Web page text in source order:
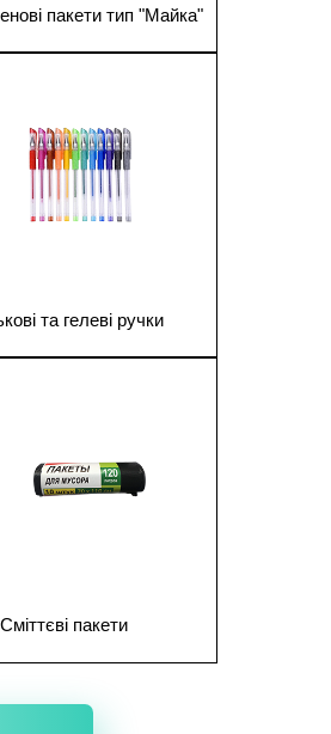
пакети тип "Майка"
та гелеві ручки
Сміттєві пакети